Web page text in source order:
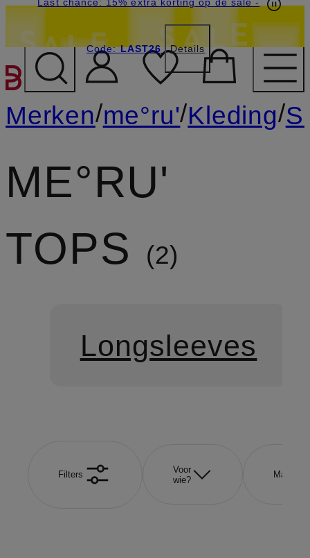
GA NAAR
Code:LAST26 Details
Merken/me°ru'/Kleding/
ME°RU'
TOPS
2
Longsleeves
Filters
Voor
wie?
Maat